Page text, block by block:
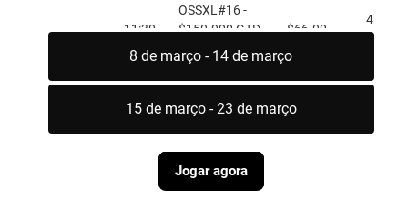
8 de março - 14 de março
15 de março - 23 de março
11:30
OSSXL#16 -
$150.000 GTD
$66.00
4h -
100k
12:05
OSSXL#17H
Domingo HR
KickOff - $750
$630.00
4.5h -
- 30k
OSSXL#17M
Moneymaker -
Jogar agora